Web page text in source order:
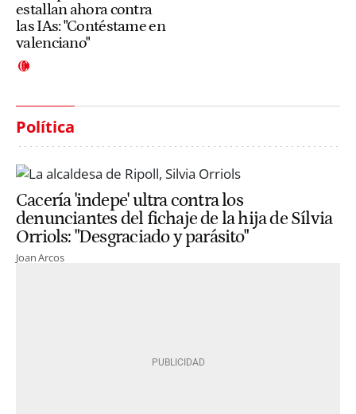
estallan ahora contra
las IAs: "Contéstame en
valenciano"
Política
Cacería 'indepe' ultra contra los
denunciantes del fichaje de la hija de Sílvia
Orriols: "Desgraciado y parásito"
Joan Arcos